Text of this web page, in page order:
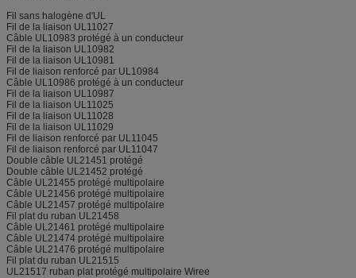
Fil sans halogène d'UL
Fil de la liaison UL11027
Câble UL10983 protégé à un conducteur
Fil de la liaison UL10982
Fil de la liaison UL10981
Fil de liaison renforcé par UL10984
Câble UL10986 protégé à un conducteur
Fil de la liaison UL10987
Fil de la liaison UL11025
Fil de la liaison UL11028
Fil de la liaison UL11029
Fil de liaison renforcé par UL11045
Fil de liaison renforcé par UL11047
Double câble UL21451 protégé
Double câble UL21452 protégé
Câble UL21455 protégé multipolaire
Câble UL21456 protégé multipolaire
Câble UL21457 protégé multipolaire
Fil plat du ruban UL21458
Câble UL21461 protégé multipolaire
Câble UL21474 protégé multipolaire
Câble UL21476 protégé multipolaire
Fil plat du ruban UL21515
UL21517 ruban plat protégé multipolaire Wiree